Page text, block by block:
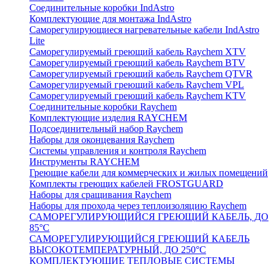
Соединительные коробки IndAstro
Комплектующие для монтажа IndAstro
Саморегулирующиеся нагревательные кабели IndAstro
Lite
Саморегулируемый греющий кабель Raychem XTV
Саморегулируемый греющий кабель Raychem BTV
Саморегулируемый греющий кабель Raychem QTVR
Саморегулируемый греющий кабель Raychem VPL
Саморегулируемый греющий кабель Raychem KTV
Соединительные коробки Raychem
Комплектующие изделия RAYCHEM
Подсоединительный набор Raychem
Наборы для оконцевания Raychem
Системы управления и контроля Raychem
Инструменты RAYCHEM
Греющие кабели для коммерческих и жилых помещений
Комплекты греющих кабелей FROSTGUARD
Наборы для сращивания Raychem
Наборы для прохода через теплоизоляцию Raychem
САМОРЕГУЛИРУЮЩИЙСЯ ГРЕЮЩИЙ КАБЕЛЬ, ДО
85°С
САМОРЕГУЛИРУЮЩИЙСЯ ГРЕЮЩИЙ КАБЕЛЬ
ВЫСОКОТЕМПЕРАТУРНЫЙ, ДО 250°С
КОМПЛЕКТУЮЩИЕ ТЕПЛОВЫЕ СИСТЕМЫ